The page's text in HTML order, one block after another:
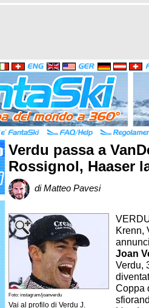
Verdu passa a
Rossignol, Haaser
di Matteo Pavesi
Foto: instagram/joanverdu
Vai al profilo di Verdu J.
Krenn,
Joan
Verdu,
Coppa